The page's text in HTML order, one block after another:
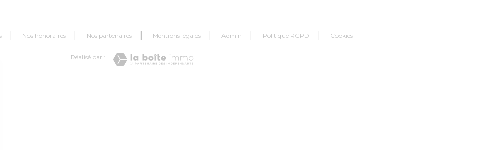
Nos honoraires Nos partenaires Mentions légales Admin Politique RGPD Cookies
Réalisé par :